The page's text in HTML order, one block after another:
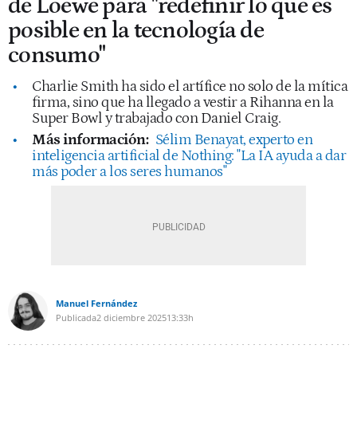
de Loewe para "redefinir lo que es
posible en la tecnología de
consumo"
Charlie Smith ha sido el artífice no solo de la mítica
firma, sino que ha llegado a vestir a Rihanna en la
Super Bowl y trabajado con Daniel Craig.
Más información: Sélim Benayat, experto en
inteligencia artificial de Nothing: "La IA ayuda a dar
más poder a los seres humanos"
Manuel Fernández
Publicada2 diciembre 202513:33h